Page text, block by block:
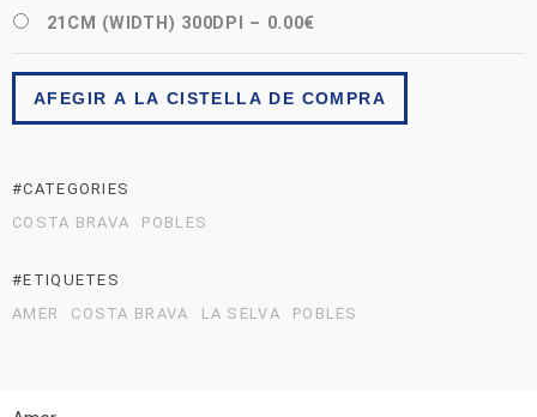
21CM (WIDTH) 300DPI – 0.00€
AFEGIR A LA CISTELLA DE COMPRA
#CATEGORIES
COSTA BRAVA
POBLES
#ETIQUETES
AMER
COSTA BRAVA LA SELVA POBLES